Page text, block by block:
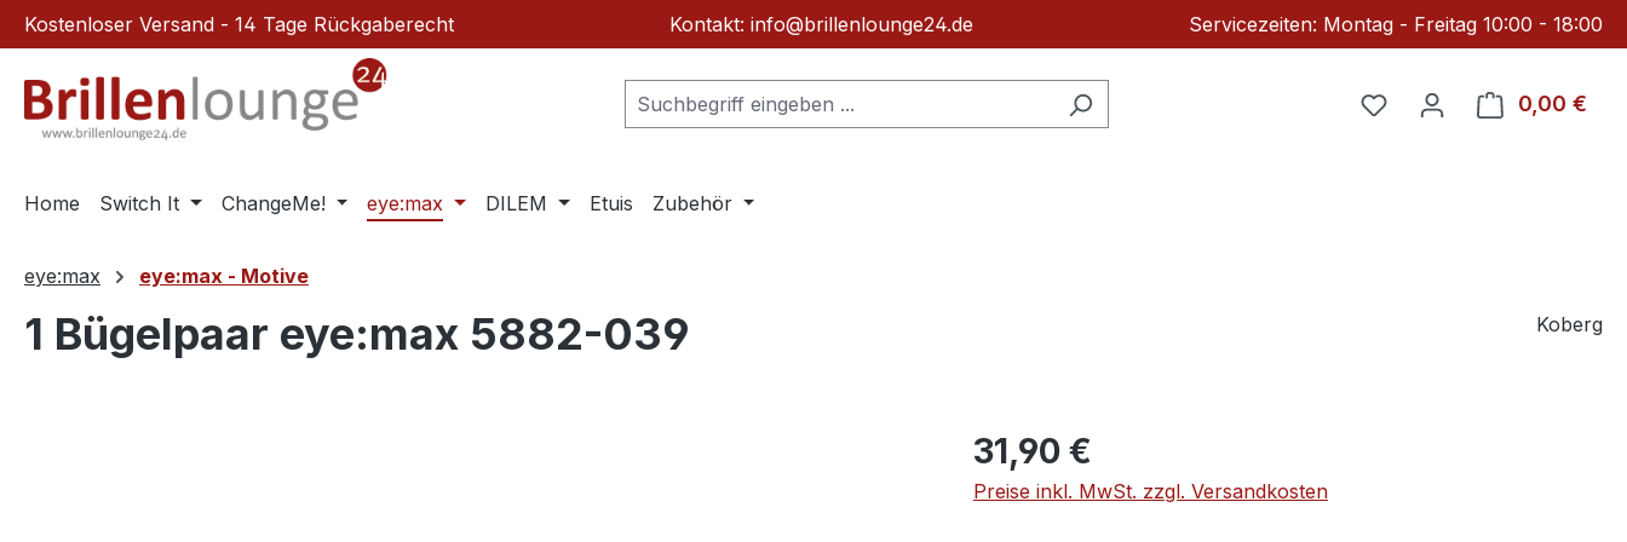
Hauptinhalt springen
Zur Suche springen
Zur Hauptnavigation springen
Kostenloser Versand - 14 Tage Rückgaberecht Kontakt: info@brillenlounge24.de Servicezeiten: Montag - Freitag 10:00 - 18:00
Du hast 0 Produkte auf
0,00 €
Home Switch It ChangeMe! eye:max DILEM Etuis Zubehör
eye:max eye:max - Motive
1 Bügelpaar eye:max 5882-039 Koberg
Regulärer Preis:
31,90 €
Preise inkl. MwSt. zzgl. Versandkosten